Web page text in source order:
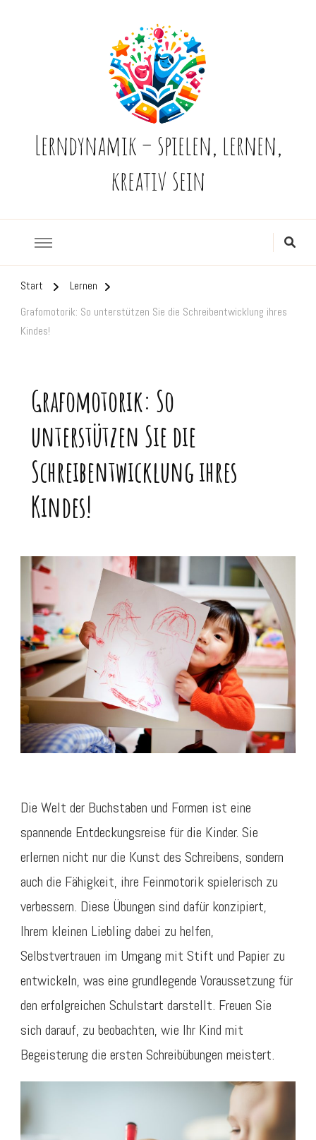
Lerndynamik – spielen, lernen,
kreativ sein
Start
Lernen
Grafomotorik: So unterstützen Sie die Schreibentwicklung ihres
Kindes!
Grafomotorik: So
unterstützen Sie die
Schreibentwicklung ihres
Kindes!
Die Welt der Buchstaben und Formen ist eine
spannende Entdeckungsreise für die Kinder. Sie
erlernen nicht nur die Kunst des Schreibens, sondern
auch die Fähigkeit, ihre Feinmotorik spielerisch zu
verbessern. Diese Übungen sind dafür konzipiert,
Ihrem kleinen Liebling dabei zu helfen,
Selbstvertrauen im Umgang mit Stift und Papier zu
entwickeln, was eine grundlegende Voraussetzung für
den erfolgreichen Schulstart darstellt. Freuen Sie
sich darauf, zu beobachten, wie Ihr Kind mit
Begeisterung die ersten Schreibübungen meistert.